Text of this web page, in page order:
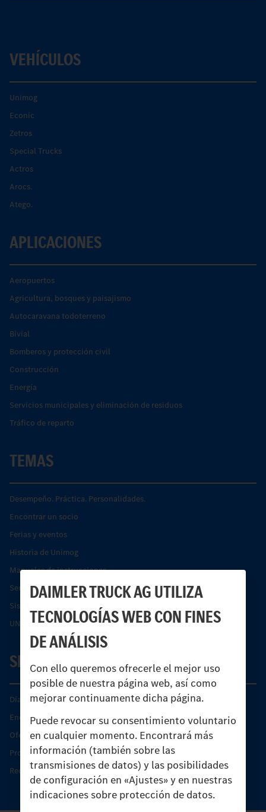
DAIMLER TRUCK AG UTILIZA
TECNOLOGÍAS WEB CON FINES
DE ANÁLISIS
Con ello queremos ofrecerle el mejor uso
posible de nuestra página web, así como
mejorar continuamente dicha página.
Puede revocar su consentimiento voluntario
en cualquier momento. Encontrará más
información (también sobre las
transmisiones de datos) y las posibilidades
de configuración en «Ajustes» y en nuestras
indicaciones sobre protección de datos.
VEHÍCULOS
Unimog
Econic
Zetros
Special Trucks
Actros
Arocs.
Atego.
APLICACIONES
Aeropuertos
Agricultura, bosques y paisajismo
Autocaravana todoterreno
Bivial
Bomberos y protección civil
Construcción
Energía
Servicios municipales y eliminación de residuos
Tráfico de reparto
TEMAS
Desempeño. Práctica. Personalidades.
Encontrar un socio
Ferias y eventos
Historia de Unimog
Manuales de instrucciones
Servicios financieros
Sistemas de asistencia de seguridad Econic
UNI-TOUCH®
SERVICIO
Días de Servicio del Unimog
Encontrar un socio
Oferta de servicio del Unimog
Productos de piezas y servicio
Recambios originales